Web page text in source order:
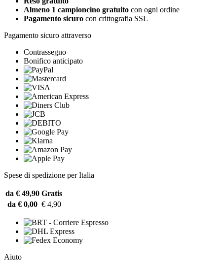
Almeno 1 campioncino gratuito con ogni ordine
Pagamento sicuro con crittografia SSL
Pagamento sicuro attraverso
Contrassegno
Bonifico anticipato
Spese di spedizione per Italia
da € 49,90 Gratis
da € 0,00 € 4,90
Aiuto